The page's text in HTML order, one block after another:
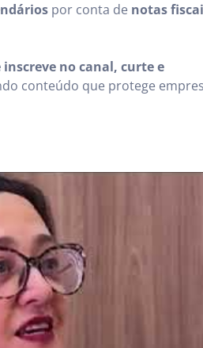
por conta de notas
inscreve no canal, curte e
conteúdo que protege